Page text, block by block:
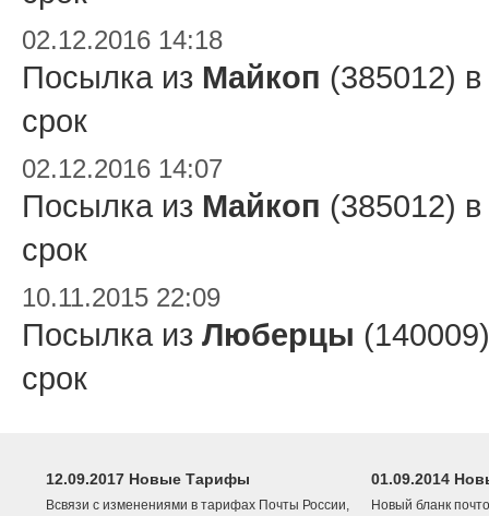
02.12.2016 14:18
Посылка из Майкоп (385012) в
срок
02.12.2016 14:07
Посылка из Майкоп (385012) в
срок
10.11.2015 22:09
Посылка из Люберцы
срок
12.09.2017 Новые Тарифы
Всвязи с изменениями в тарифах Почты России,
01.09.2014
Новый бланк